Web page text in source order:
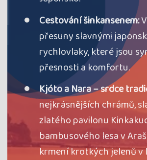
období květu sakur, průvodce:Milena
Kód termínu
rezervovať
voľno
30.03. - 10.04.27
období květu sakur, průvodce: Pavel
Kód termínu
Cena
rezervovať
voľno
Cestování šinkansenem:
přesuny slavnými
rychlovlaky, které jsou
přesnosti a komfortu.
Kjóto a Nara – srdce
nejkrásnějších chrámů,
zlatého pavilonu
bambusového lesa v
krmení krotkých jelenů v